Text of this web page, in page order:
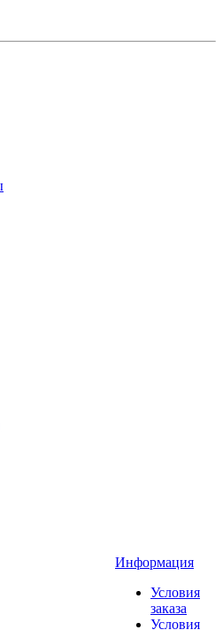
Информация
Условия
заказа
Условия